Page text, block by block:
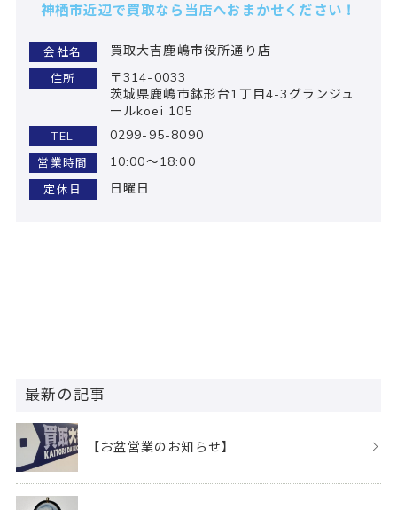
神栖市近辺で買取なら当店へおまかせください！
会社名 買取大吉鹿嶋市役所通り店
住所
〒314-0033
茨城県鹿嶋市鉢形台1丁目4-3グランジュ
ールkoei 105
TEL 0299-95-8090
営業時間 10:00～18:00
定休日 日曜日
最新の記事
【お盆営業のお知らせ】